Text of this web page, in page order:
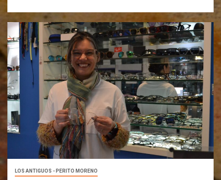
LOS ANTIGUOS - PERITO MORENO